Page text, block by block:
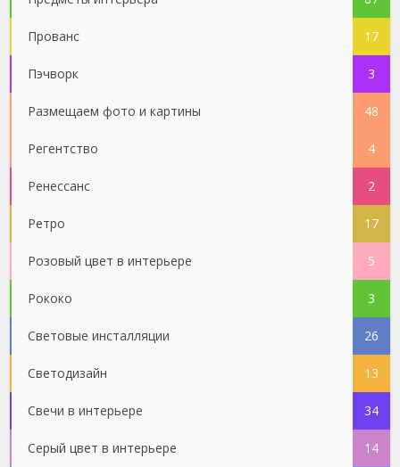
Прованс 17
Пэчворк 3
Размещаем фото и картины 48
Регентство 4
Ренессанс 2
Ретро 17
Розовый цвет в интерьере 5
Рококо 3
Световые инсталляции 26
Светодизайн 13
Свечи в интерьере 34
Серый цвет в интерьере 14